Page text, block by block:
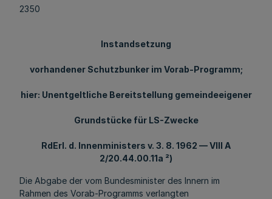
2350
Instandsetzung
vorhandener Schutzbunker im Vorab-Programm;
hier: Unentgeltliche Bereitstellung gemeindeeigener
Grundstücke für LS-Zwecke
RdErl. d. Innenministers v. 3. 8. 1962 — VIII A
2/20.44.00.11a ²)
Die Abgabe der vom Bundesminister des Innern im
Rahmen des Vorab-Programms verlangten